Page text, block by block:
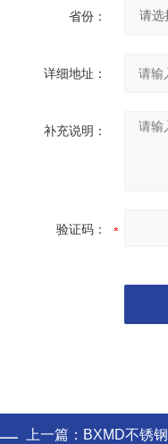
省份：
详细地址：
补充说明：
验证码：
上一篇： BXMD不锈